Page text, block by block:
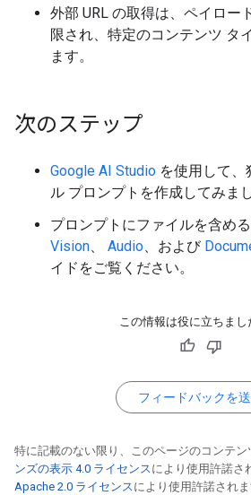
外部 URL の取得は、ペイロー
限され、特定のコンテンツ タ
ます。
次のステップ
Google AI Studio を使用して
ル プロンプトを作成してみま
プロンプトにファイルを含め
Vision、 Audio、および
イドをご覧ください。
この情報は役に立ちまし
フィードバックを
特に記載のない限り、このページのコンテン
ンズの表示 4.0 ライセンスにより使用許諾さ
Apache 2.0 ライセンスにより使用許諾されま